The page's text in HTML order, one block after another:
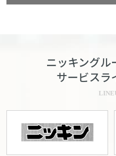
ニッキングル
サービスラ